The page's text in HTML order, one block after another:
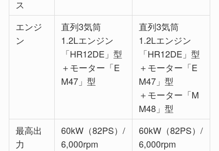
ス
エンジ
ン
直列3気筒
1.2Lエンジン
「HR12DE」型
＋モーター「E
M47」型
直列3気筒
1.2Lエンジン
「HR12DE」型
＋モーター「E
M47」型
＋モーター「M
M48」型
最高出
力
60kW（82PS）/
6,000rpm
60kW（82PS）/
6,000rpm